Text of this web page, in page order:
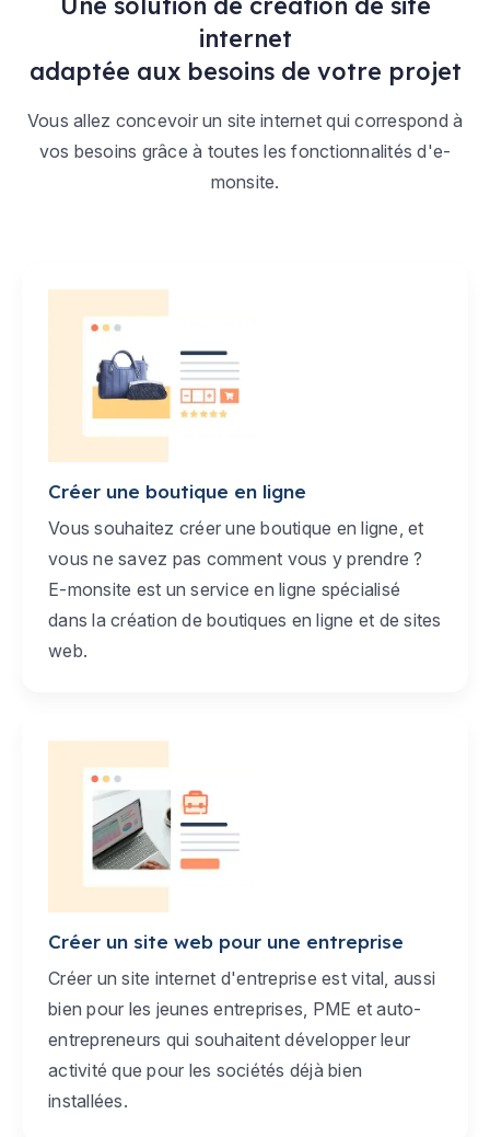
internet
adaptée aux besoins de votre projet
Vous allez concevoir un site internet qui correspond à
vos besoins grâce à toutes les fonctionnalités d'e-
monsite.
Créer une boutique en ligne
Vous souhaitez créer une boutique en ligne, et
vous ne savez pas comment vous y prendre ?
E-monsite est un service en ligne spécialisé
dans la création de boutiques en ligne et de sites
web.
Créer un site web pour une entreprise
Créer un site internet d'entreprise est vital, aussi
bien pour les jeunes entreprises, PME et auto-
entrepreneurs qui souhaitent développer leur
activité que pour les sociétés déjà bien
installées.